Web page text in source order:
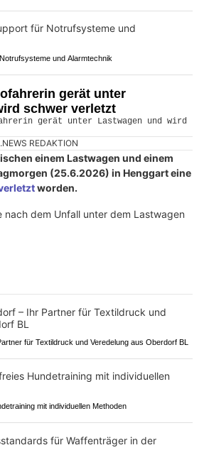
und Alarmtechnik
gerät unter
schwer verletzt
REDAKTION
einem Lastwagen und einem
(25.6.2026) in Henggart eine
worden.
nach dem Unfall unter dem Lastwagen
für Textildruck und Veredelung aus Oberdorf BL
mit individuellen Methoden